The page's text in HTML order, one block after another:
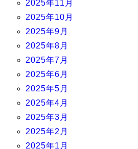
2025年11月
2025年10月
2025年9月
2025年8月
2025年7月
2025年6月
2025年5月
2025年4月
2025年3月
2025年2月
2025年1月